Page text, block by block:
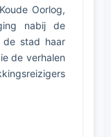
Oorlog,
nabij de
de stad haar
de verhalen